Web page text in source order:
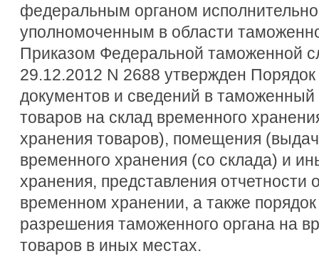
федеральным органом
уполномоченным в области
Приказом Федеральной таможенной
29.12.2012 N 2688 утвержден Порядок
документов и сведений в
товаров на склад временного
хранения товаров), помещения
временного хранения (со склада) и
хранения, представления отчетности
временном хранении, а также
разрешения таможенного органа на
товаров в иных местах.